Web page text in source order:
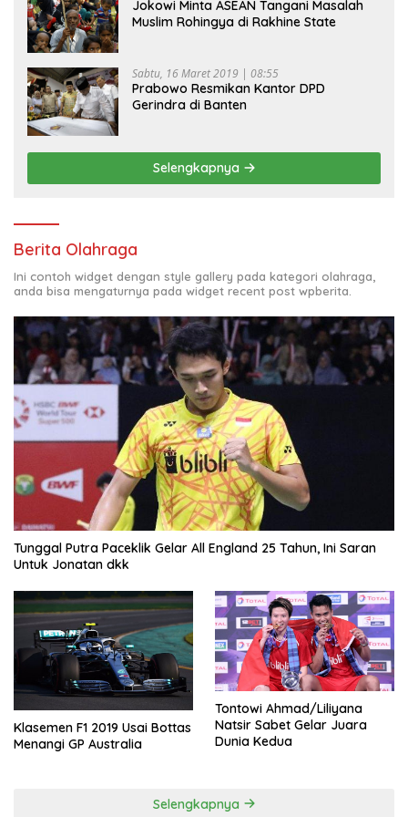
Jokowi Minta ASEAN Tangani Masalah
Muslim Rohingya di Rakhine State
Sabtu, 16 Maret 2019 | 08:55
Prabowo Resmikan Kantor DPD
Gerindra di Banten
Selengkapnya
Berita Olahraga
Ini contoh widget dengan style gallery pada kategori olahraga,
anda bisa mengaturnya pada widget recent post wpberita.
Tunggal Putra Paceklik Gelar All England 25 Tahun, Ini Saran
Untuk Jonatan dkk
Klasemen F1 2019 Usai Bottas
Menangi GP Australia
Tontowi Ahmad/Liliyana
Natsir Sabet Gelar Juara
Dunia Kedua
Selengkapnya